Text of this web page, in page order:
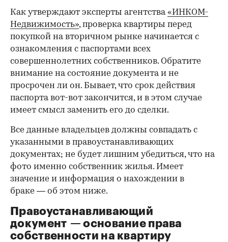
Как утверждают эксперты агентства«ИНКОМ-
Недвижимость», проверка квартиры перед
покупкой на вторичном рынке начинается с
ознакомления с паспортами всех
совершеннолетних собственников. Обратите
внимание на состояние документа и не
просрочен ли он. Бывает, что срок действия
паспорта вот-вот закончится, и в этом случае
имеет смысл заменить его до сделки.
00:00 / 00:00
Все данные владельцев должны совпадать с
указанными в правоустанавливающих
документах; не будет лишним убедиться, что на
фото именно собственник жилья. Имеет
значение и информация о нахождении в
браке — об этом ниже.
Правоустанавливающий
документ — основание права
собственности на квартиру